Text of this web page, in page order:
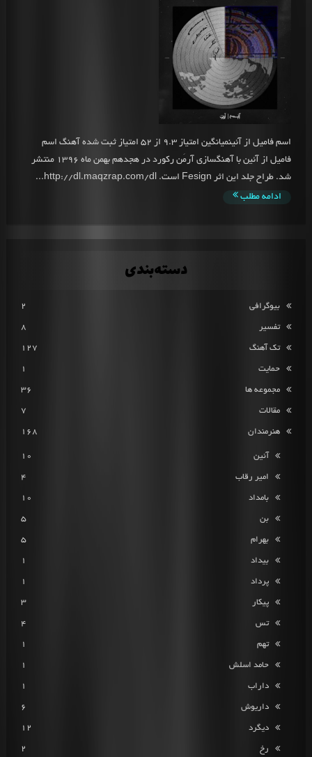
اسم فامیل از آئینمیانگین امتیاز 9.3 از 52 امتیاز ثبت شده آهنگ اسم
فامیل از آئین با آهنگسازی آرمَن رکورد در هجدهم بهمن ماه 1396 منتشر
شد. طراح جلد این اثر Fesign است. http://dl.maqzrap.com/dl...
ادامه مطلب
دسته‌بندی
بیوگرافی 2
تفسیر 8
تک آهنگ 127
حمایت 1
مجموعه ها 36
مقالات 7
هنرمندان 168
آئین 10
امیر رقاب 4
بامداد 10
بن 5
بهرام 5
بیداد 1
پرداد 1
پیکار 3
تس 4
تهم 1
حامد اسلش 1
داراب 1
داریوش 6
دیگرد 12
رخ 2